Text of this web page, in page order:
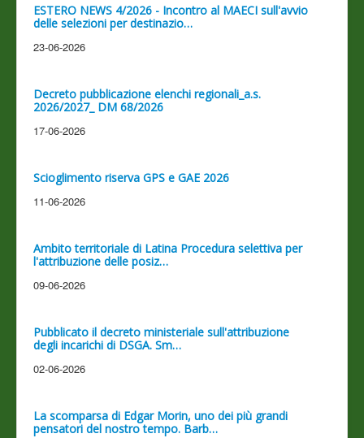
ESTERO NEWS 4/2026 - Incontro al MAECI sull'avvio
delle selezioni per destinazio…
23-06-2026
Decreto pubblicazione elenchi regionali_a.s.
2026/2027_ DM 68/2026
17-06-2026
Scioglimento riserva GPS e GAE 2026
11-06-2026
Ambito territoriale di Latina Procedura selettiva per
l'attribuzione delle posiz…
09-06-2026
Pubblicato il decreto ministeriale sull'attribuzione
degli incarichi di DSGA. Sm…
02-06-2026
La scomparsa di Edgar Morin, uno dei più grandi
pensatori del nostro tempo. Barb…